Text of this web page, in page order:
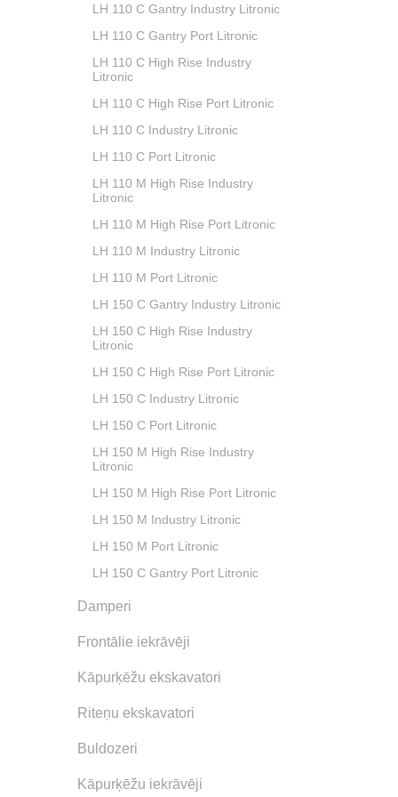
LH‎ 110 C Gantry Industry Litronic
LH‎ 110 C Gantry Port Litronic
LH‎ 110 C High Rise Industry
Litronic
LH‎ 110 C High Rise Port Litronic
LH‎ 110 C Industry Litronic
LH‎ 110 C Port Litronic
LH‎ 110 M High Rise Industry
Litronic
LH‎ 110 M High Rise Port Litronic
LH‎ 110 M Industry Litronic
LH‎ 110 M Port Litronic
LH‎ 150 C Gantry Industry Litronic
LH‎ 150 C High Rise Industry
Litronic
LH‎ 150 C High Rise Port Litronic
LH‎ 150 C Industry Litronic
LH‎ 150 C Port Litronic
LH‎ 150 M High Rise Industry
Litronic
LH‎ 150 M High Rise Port Litronic
LH‎ 150 M Industry Litronic
LH‎ 150 M Port Litronic
LH‎ 150‎ C Gantry Port Litronic
Damperi
Frontālie iekrāvēji
Kāpurķēžu ekskavatori
Riteņu ekskavatori
Buldozeri
Kāpurķēžu iekrāvēji